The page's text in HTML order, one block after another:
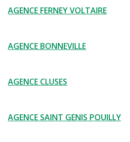
AGENCE FERNEY VOLTAIRE
AGENCE BONNEVILLE
AGENCE CLUSES
AGENCE SAINT GENIS POUILLY